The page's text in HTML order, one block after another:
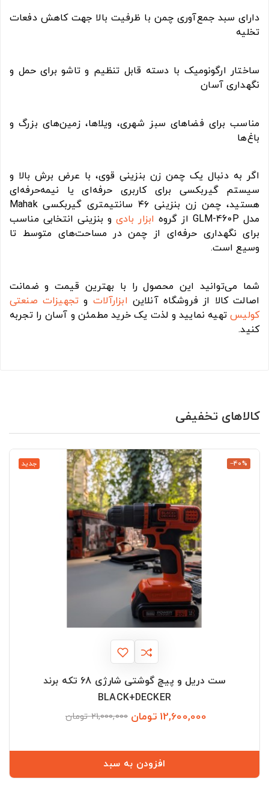
دارای سبد جمع‌آوری چمن با ظرفیت بالا جهت کاهش دفعات
تخلیه
ساختار ارگونومیک با دسته قابل تنظیم و تاشو برای حمل و
نگهداری آسان
مناسب برای فضاهای سبز شهری، ویلاها، زمین‌های بزرگ و
باغ‌ها
اگر به دنبال یک چمن زن بنزینی قوی، با عرض برش بالا و
سیستم گیربکسی برای کاربری حرفه‌ای یا نیمه‌حرفه‌ای
هستید، چمن زن بنزینی ۴۶ سانتیمتری گیربکسی Mahak
مدل GLM-460P از گروه
ابزار بادیو بنزینی انتخابی مناسب
برای نگهداری حرفه‌ای از چمن در مساحت‌های متوسط تا
وسیع است.
شما می‌توانید این محصول را با بهترین قیمت و ضمانت
اصالت کالا از فروشگاه آنلاین ابزارآلات وتجهیزات صنعتی
کولیستهیه نمایید و لذت یک خرید مطمئن و آسان را تجربه
کنید.
کالاهای تخفیفی
جدید ‎−40%
ست دریل و پیچ گوشتی شارژی 68 تکه برند
BLACK+DECKER
12,600,000 تومان 21,000,000 تومان
افزودن به سبد